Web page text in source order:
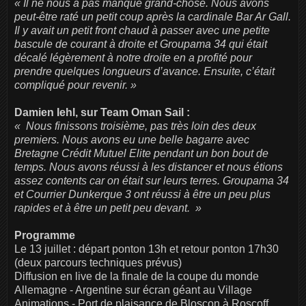
« Il ne nous a pas manqué grand-chose. Nous avons
peut-être raté un petit coup après la cardinale Bar Ar Gall.
Il y avait un petit front chaud à passer avec une petite
bascule de courant à droite et Groupama 34 qui était
décalé légèrement à notre droite en a profité pour
prendre quelques longueurs d’avance. Ensuite, c’était
compliqué pour revenir. »
Damien Iehl, sur Team Oman Sail :
« Nous finissons troisième, pas très loin des deux
premiers. Nous avons eu une belle bagarre avec
Bretagne Crédit Mutuel Elite pendant un bon bout de
temps. Nous avons réussi à les distancer et nous étions
assez contents car on était sur leurs terres. Groupama 34
et Courrier Dunkerque 3 ont réussi à être un peu plus
rapides et à être un petit peu devant. »
Programme
Le 13 juillet : départ ponton 13h et retour ponton 17h30
(deux parcours techniques prévus)
Diffusion en live de la finale de la coupe du monde
Allemagne - Argentine sur écran géant au Village
Animations - Port de plaisance de Bloscon à Roscoff